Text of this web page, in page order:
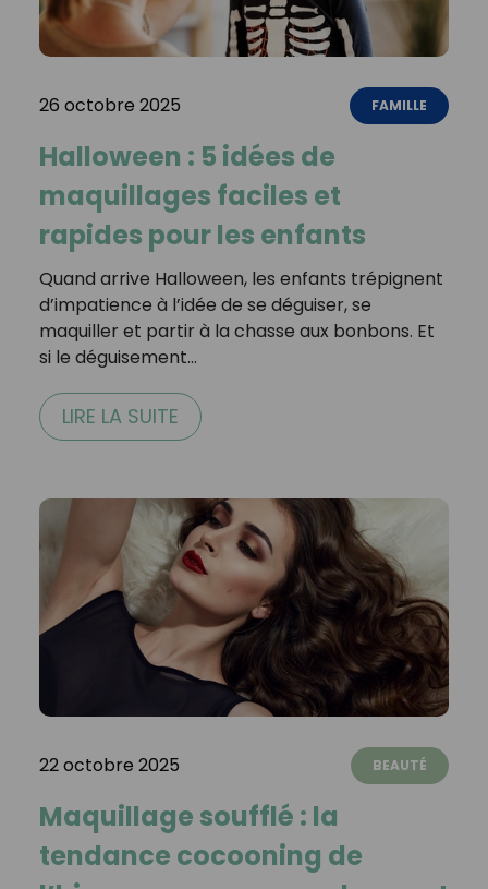
26 octobre 2025 FAMILLE
Halloween : 5 idées de
maquillages faciles et
rapides pour les enfants
Quand arrive Halloween, les enfants trépignent
d’impatience à l’idée de se déguiser, se
maquiller et partir à la chasse aux bonbons. Et
si le déguisement…
LIRE LA SUITE
22 octobre 2025 BEAUTÉ
Maquillage soufflé : la
tendance cocooning de